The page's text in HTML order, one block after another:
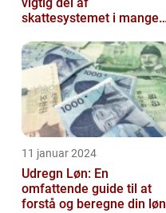
skattesystemet i mange
11 januar 2024
Udregn Løn: En
omfattende guide til at
forstå og beregne din løn